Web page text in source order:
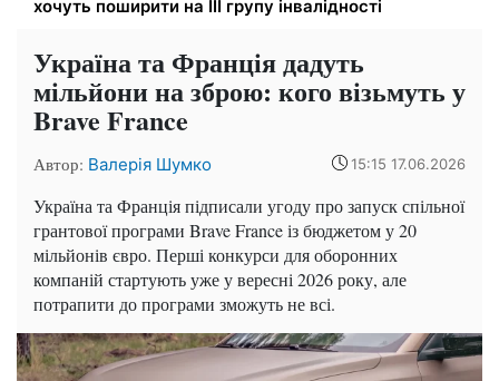
хочуть поширити на III групу інвалідності
Україна та Франція дадуть
мільйони на зброю: кого візьмуть у
Brave France
Автор: Валерія Шумко 15:15 17.06.2026
Україна та Франція підписали угоду про запуск спільної
грантової програми Brave France із бюджетом у 20
мільйонів євро. Перші конкурси для оборонних
компаній стартують уже у вересні 2026 року, але
потрапити до програми зможуть не всі.